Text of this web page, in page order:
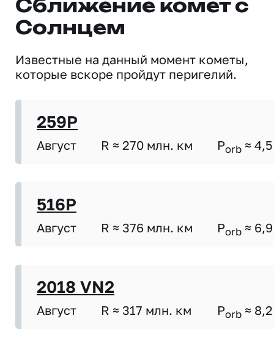
Сближение комет с
Солнцем
Известные на данный момент кометы,
которые вскоре пройдут перигелий.
259P
Август R ≈ 270 млн. км Porb ≈ 4,5
516P
Август R ≈ 376 млн. км Porb ≈ 6,9
2018 VN2
Август R ≈ 317 млн. км Porb ≈ 8,2